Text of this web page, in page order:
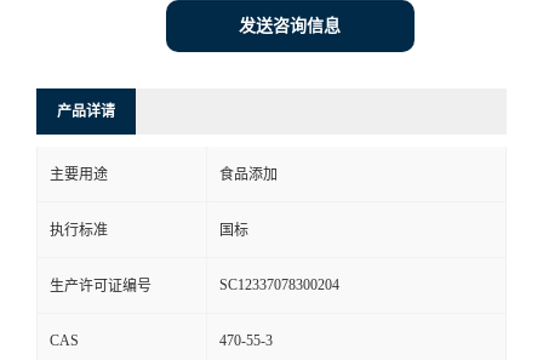
发送咨询信息
产品详请
主要用途 食品添加
执行标准 国标
生产许可证编号 SC12337078300204
CAS 470-55-3